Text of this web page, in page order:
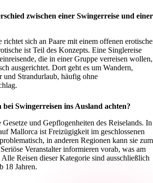
zwischen einer Swingerreise und einer
richtet sich an Paare mit einem offenen
ist Teil des Konzepts. Eine Singlereise
die in einer Gruppe verreisen wollen,
ausgerichtet. Dort geht es um Wandern,
und Strandurlaub, häufig ohne
bei Swingerreisen ins Ausland achten?
und Gepflogenheiten des Reiselands. In
Mallorca ist Freizügigkeit im geschlossenen
in anderen Regionen kann sie zum
Veranstalter informieren vorab, was am
Reisen dieser Kategorie sind ausschließlich
18 Jahren.